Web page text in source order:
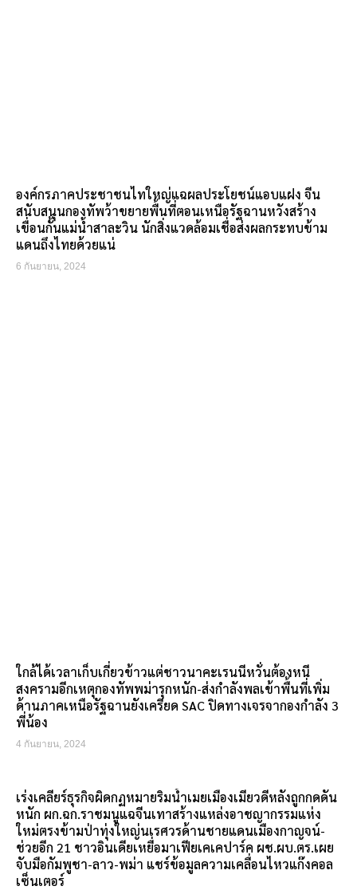
องค์กรภาคประชาชนไทใหญ่แฉผลประโยชน์แอบแฝง จีน
สนับสนุนกองทัพว้าขยายพื้นที่ตอนเหนือรัฐฉานหวังสร้าง
เขื่อนกั้นแม่น้ำสาละวิน นักสิ่งแวดล้อมเชื่อส่งผลกระทบข้าม
แดนถึงไทยด้วยแน่
6 กันยายน, 2024
ใกล้ได้เวลาเก็บเกี่ยวข้าวแต่ชาวนาคะเรนนีหวั่นต้องหนี
สงครามอีกเหตุกองทัพพม่ารุกหนัก-ส่งกำลังพลเข้าพื้นที่เพิ่ม
ด้านภาคเหนือรัฐฉานยังเครียด SAC ปิดทางเจรจากองกำลัง 3
พี่น้อง
4 กันยายน, 2024
เร่งเคลียร์ธุรกิจผิดกฏหมายริมน้ำเมยเมืองเมียวดีหลังถูกกดดัน
หนัก ผก.ฉก.ราชมนูแฉจีนเทาสร้างแหล่งอาชญากรรมแห่ง
ใหม่ตรงข้ามป่าทุ่งใหญ่นเรศวรด้านชายแดนเมืองกาญจน์-
ช่วยอีก 21 ชาวอินเดียเหยื่อมาเฟียเคเคปาร์ค ผช.ผบ.ตร.เผย
จับมือกัมพูชา-ลาว-พม่า แชร์ข้อมูลความเคลื่อนไหวแก๊งคอล
เซ็นเตอร์